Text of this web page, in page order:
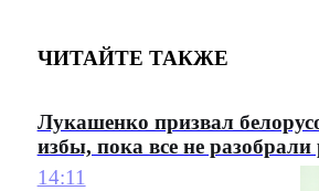
ЧИТАЙТЕ ТАКЖЕ
Лукашенко призвал
избы, пока все не разобрали
14:11